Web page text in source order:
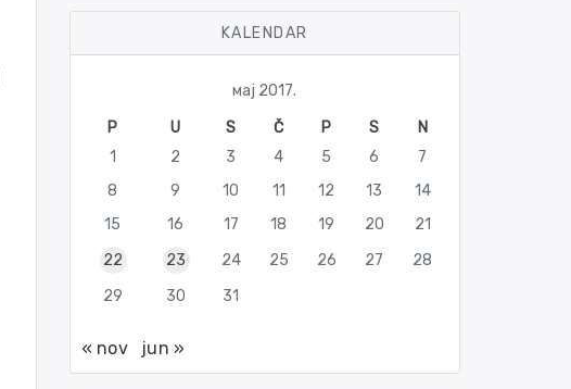
KALENDAR
мај 2017.
P
U S Č P S
N
1
2 3 4 5 6
7
8
9 10 11 12 13
14
15
16 17 18 19 20
21
22
23 24 25 26 27
28
29
30 31
« nov jun »